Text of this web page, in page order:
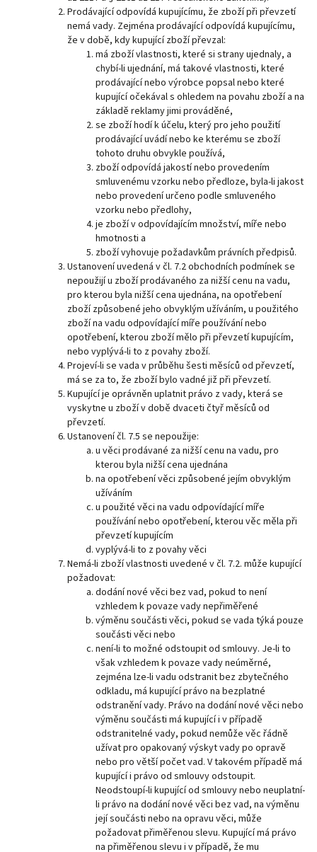
Prodávající odpovídá kupujícímu, že zboží při převzetí
nemá vady. Zejména prodávající odpovídá kupujícímu,
že v době, kdy kupující zboží převzal:
má zboží vlastnosti, které si strany ujednaly, a
chybí-li ujednání, má takové vlastnosti, které
prodávající nebo výrobce popsal nebo které
kupující očekával s ohledem na povahu zboží a na
základě reklamy jimi prováděné,
se zboží hodí k účelu, který pro jeho použití
prodávající uvádí nebo ke kterému se zboží
tohoto druhu obvykle používá,
zboží odpovídá jakostí nebo provedením
smluvenému vzorku nebo předloze, byla-li jakost
nebo provedení určeno podle smluveného
vzorku nebo předlohy,
je zboží v odpovídajícím množství, míře nebo
hmotnosti a
zboží vyhovuje požadavkům právních předpisů.
Ustanovení uvedená v čl. 7.2 obchodních podmínek se
nepoužijí u zboží prodávaného za nižší cenu na vadu,
pro kterou byla nižší cena ujednána, na opotřebení
zboží způsobené jeho obvyklým užíváním, u použitého
zboží na vadu odpovídající míře používání nebo
opotřebení, kterou zboží mělo při převzetí kupujícím,
nebo vyplývá-li to z povahy zboží.
Projeví-li se vada v průběhu šesti měsíců od převzetí,
má se za to, že zboží bylo vadné již při převzetí.
Kupující je oprávněn uplatnit právo z vady, která se
vyskytne u zboží v době dvaceti čtyř měsíců od
převzetí.
Ustanovení čl. 7.5 se nepoužije:
u věci prodávané za nižší cenu na vadu, pro
kterou byla nižší cena ujednána
na opotřebení věci způsobené jejím obvyklým
užíváním
u použité věci na vadu odpovídající míře
používání nebo opotřebení, kterou věc měla při
převzetí kupujícím
vyplývá-li to z povahy věci
Nemá-li zboží vlastnosti uvedené v čl. 7.2. může kupující
požadovat:
dodání nové věci bez vad, pokud to není
vzhledem k povaze vady nepřiměřené
výměnu součásti věci, pokud se vada týká pouze
součásti věci nebo
není-li to možné odstoupit od smlouvy. Je-li to
však vzhledem k povaze vady neúměrné,
zejména lze-li vadu odstranit bez zbytečného
odkladu, má kupující právo na bezplatné
odstranění vady. Právo na dodání nové věci nebo
výměnu součásti má kupující i v případě
odstranitelné vady, pokud nemůže věc řádně
užívat pro opakovaný výskyt vady po opravě
nebo pro větší počet vad. V takovém případě má
kupující i právo od smlouvy odstoupit.
Neodstoupí-li kupující od smlouvy nebo neuplatní-
li právo na dodání nové věci bez vad, na výměnu
její součásti nebo na opravu věci, může
požadovat přiměřenou slevu. Kupující má právo
na přiměřenou slevu i v případě, že mu